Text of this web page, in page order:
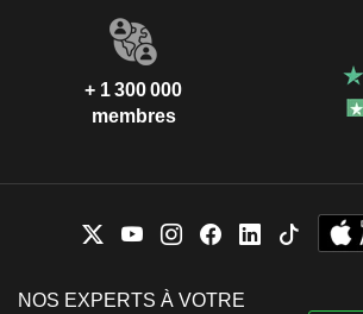
+ 1 300 000
membres
NOS EXPERTS À VOTRE